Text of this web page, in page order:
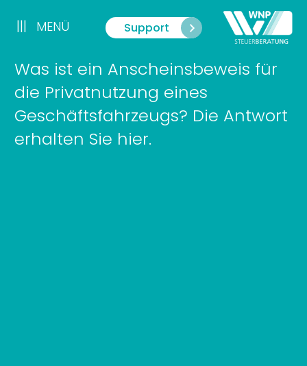
Inhalt
springen
Support
||| MENÜ
Was ist ein Anscheinsbeweis für
die Privatnutzung eines
Geschäftsfahrzeugs? Die Antwort
erhalten Sie hier.